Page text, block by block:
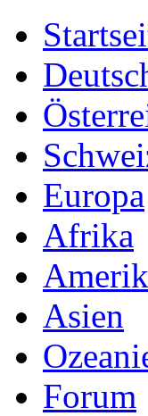
Europa
Afrika
Asien
Forum